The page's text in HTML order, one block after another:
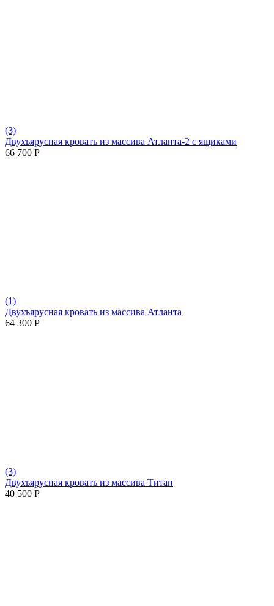
(3)
Двухъярусная кровать из массива Атланта-2 с ящиками
66 700 Р
(1)
Двухъярусная кровать из массива Атланта
64 300 Р
(3)
Двухъярусная кровать из массива Титан
40 500 Р